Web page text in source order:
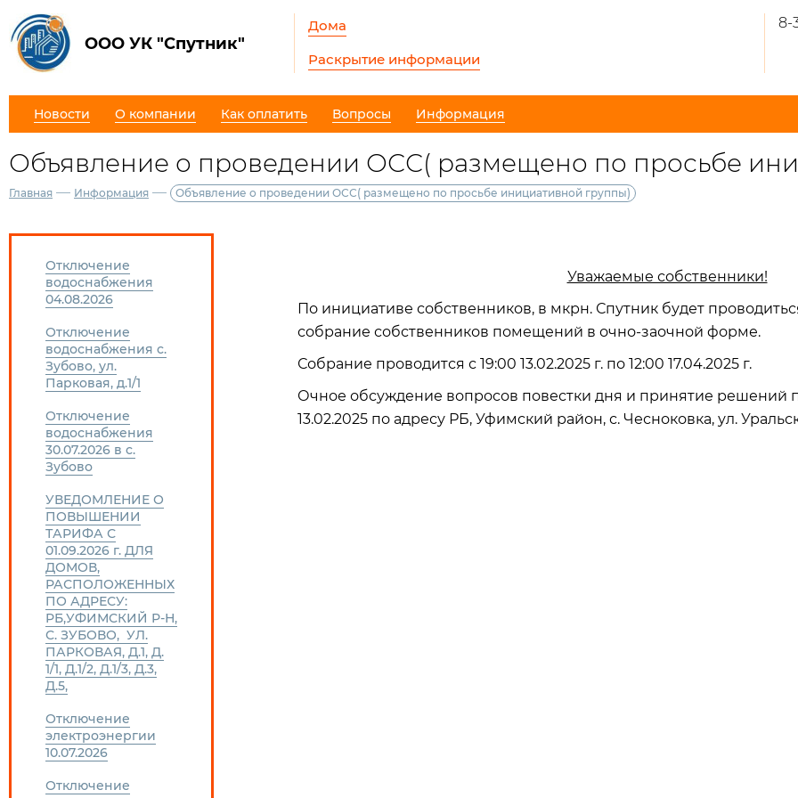
ООО УК "Спутник"
Дома
Раскрытие информации
8-
Новости О компании Как оплатить Вопросы Информация
Объявление о проведении ОСС( размещено по просьбе
Главная — Информация — Объявление о проведении ОСС( размещено по просьбе инициативной группы)
Отключение
водоснабжения
04.08.2026
Отключение
водоснабжения с.
Зубово, ул.
Парковая, д.1/1
Отключение
водоснабжения
30.07.2026 в с.
Зубово
УВЕДОМЛЕНИЕ О
ПОВЫШЕНИИ
ТАРИФА С
01.09.2026 г. ДЛЯ
ДОМОВ,
РАСПОЛОЖЕННЫХ
ПО АДРЕСУ:
РБ,УФИМСКИЙ Р-Н,
С. ЗУБОВО, УЛ.
ПАРКОВАЯ, Д.1, Д.
1/1, Д.1/2, Д.1/3, Д.3,
Д.5,
Отключение
электроэнергии
10.07.2026
Отключение
Уважаемые собственники!
По инициативе собственников, в мкрн. Спутник будет
собрание собственников помещений в очно-заочной форме.
Собрание проводится с 19:00 13.02.2025 г. по 12:00 17.04.2025 г.
Очное обсуждение вопросов повестки дня и принятие решений
13.02.2025 по адресу РБ, Уфимский район, с. Чесноковка, ул.